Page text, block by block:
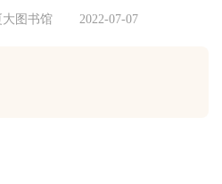
大图书馆 2022-07-07